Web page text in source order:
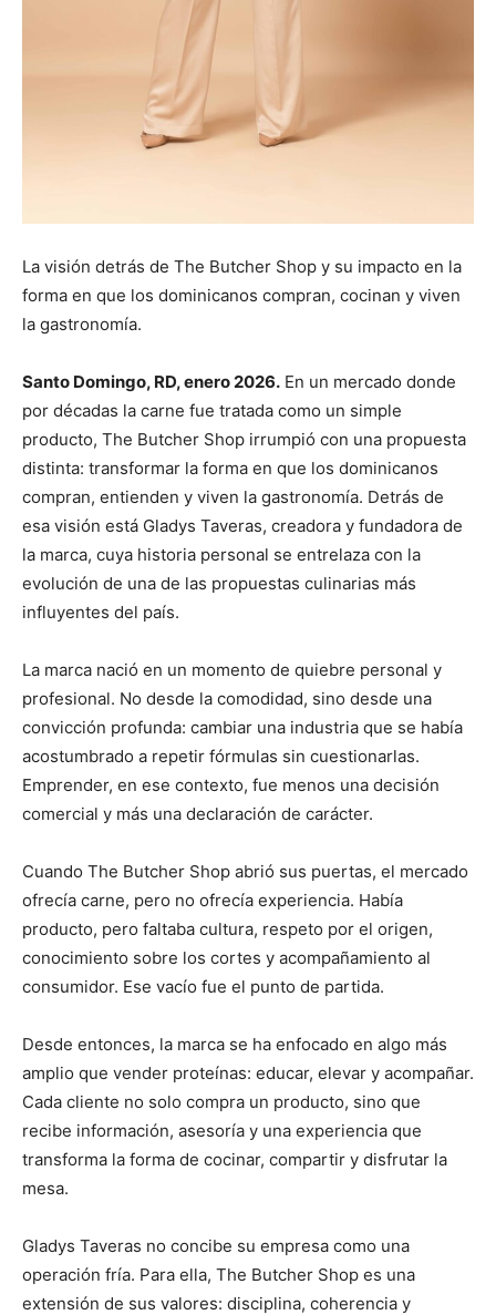
La visión detrás de The Butcher Shop y su impacto en la
forma en que los dominicanos compran, cocinan y viven
la gastronomía.
Santo Domingo, RD, enero 2026. En un mercado donde
por décadas la carne fue tratada como un simple
producto, The Butcher Shop irrumpió con una propuesta
distinta: transformar la forma en que los dominicanos
compran, entienden y viven la gastronomía. Detrás de
esa visión está Gladys Taveras, creadora y fundadora de
la marca, cuya historia personal se entrelaza con la
evolución de una de las propuestas culinarias más
influyentes del país.
La marca nació en un momento de quiebre personal y
profesional. No desde la comodidad, sino desde una
convicción profunda: cambiar una industria que se había
acostumbrado a repetir fórmulas sin cuestionarlas.
Emprender, en ese contexto, fue menos una decisión
comercial y más una declaración de carácter.
Cuando The Butcher Shop abrió sus puertas, el mercado
ofrecía carne, pero no ofrecía experiencia. Había
producto, pero faltaba cultura, respeto por el origen,
conocimiento sobre los cortes y acompañamiento al
consumidor. Ese vacío fue el punto de partida.
Desde entonces, la marca se ha enfocado en algo más
amplio que vender proteínas: educar, elevar y acompañar.
Cada cliente no solo compra un producto, sino que
recibe información, asesoría y una experiencia que
transforma la forma de cocinar, compartir y disfrutar la
mesa.
Gladys Taveras no concibe su empresa como una
operación fría. Para ella, The Butcher Shop es una
extensión de sus valores: disciplina, coherencia y